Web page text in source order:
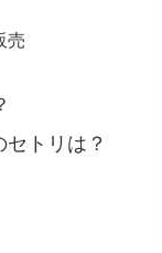
売
トリは？